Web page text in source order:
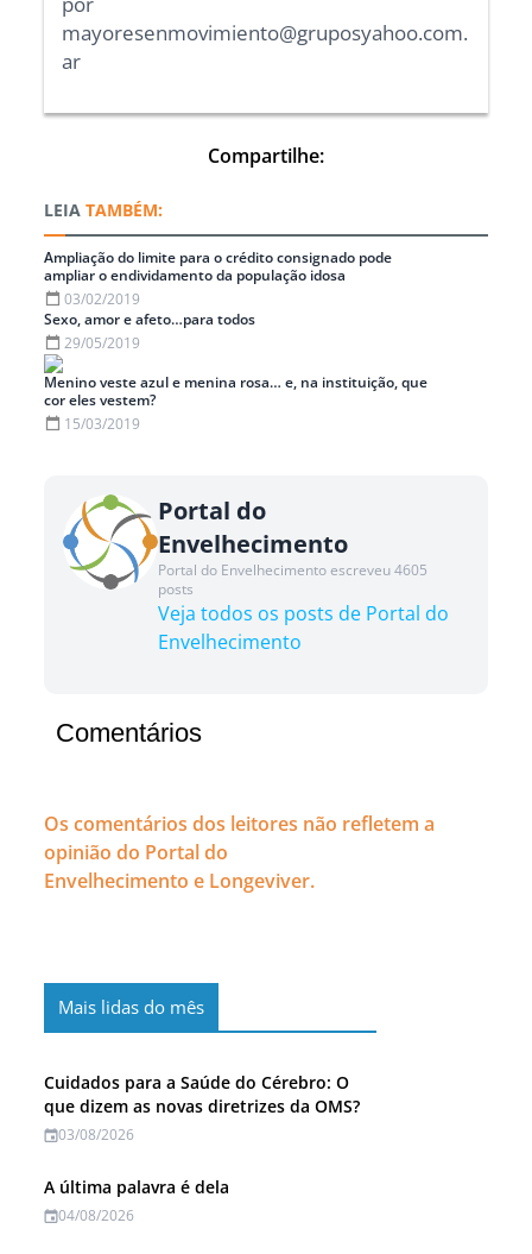
mayoresenmovimiento@gruposyahoo.com.
ar
Compartilhe:
TAMBÉM:
Ampliação do limite para o crédito consignado pode
ampliar o endividamento da população idosa
03/02/2019
Sexo, amor e afeto…para todos
29/05/2019
Menino veste azul e menina rosa… e, na instituição, que
cor eles vestem?
15/03/2019
Portal do
Envelhecimento
Portal do Envelhecimento escreveu 4605
posts
Veja todos os posts de Portal do
Envelhecimento
Comentários
Os comentários dos leitores não refletem a
opinião do Portal do
Envelhecimento e Longeviver.
Mais lidas do mês
Cuidados para a Saúde do Cérebro: O
que dizem as novas diretrizes da OMS?
03/08/2026
A última palavra é dela
04/08/2026